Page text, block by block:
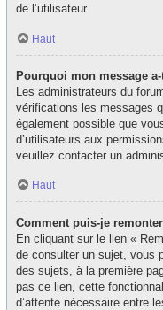
de l’utilisateur.
Haut
Pourquoi mon message
Les administrateurs du
vérifications les messages
également possible que
d’utilisateurs aux
veuillez contacter un
Haut
Comment puis-je
En cliquant sur le lien «
de consulter un sujet, vous
des sujets, à la première
pas ce lien, cette
d’attente nécessaire entre